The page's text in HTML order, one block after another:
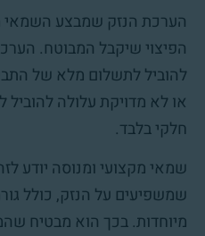
הערכת הנזק שמבצע השמאי
הפיצוי שיקבל המבוטח.
להוביל לתשלום מלא של
או לא מדויקת עלולה
חלקי בלבד.
שמאי מקצועי ומנוסה יודע
שמשפיעים על הנזק, כולל
מיוחדות. בכך הוא מבטיח